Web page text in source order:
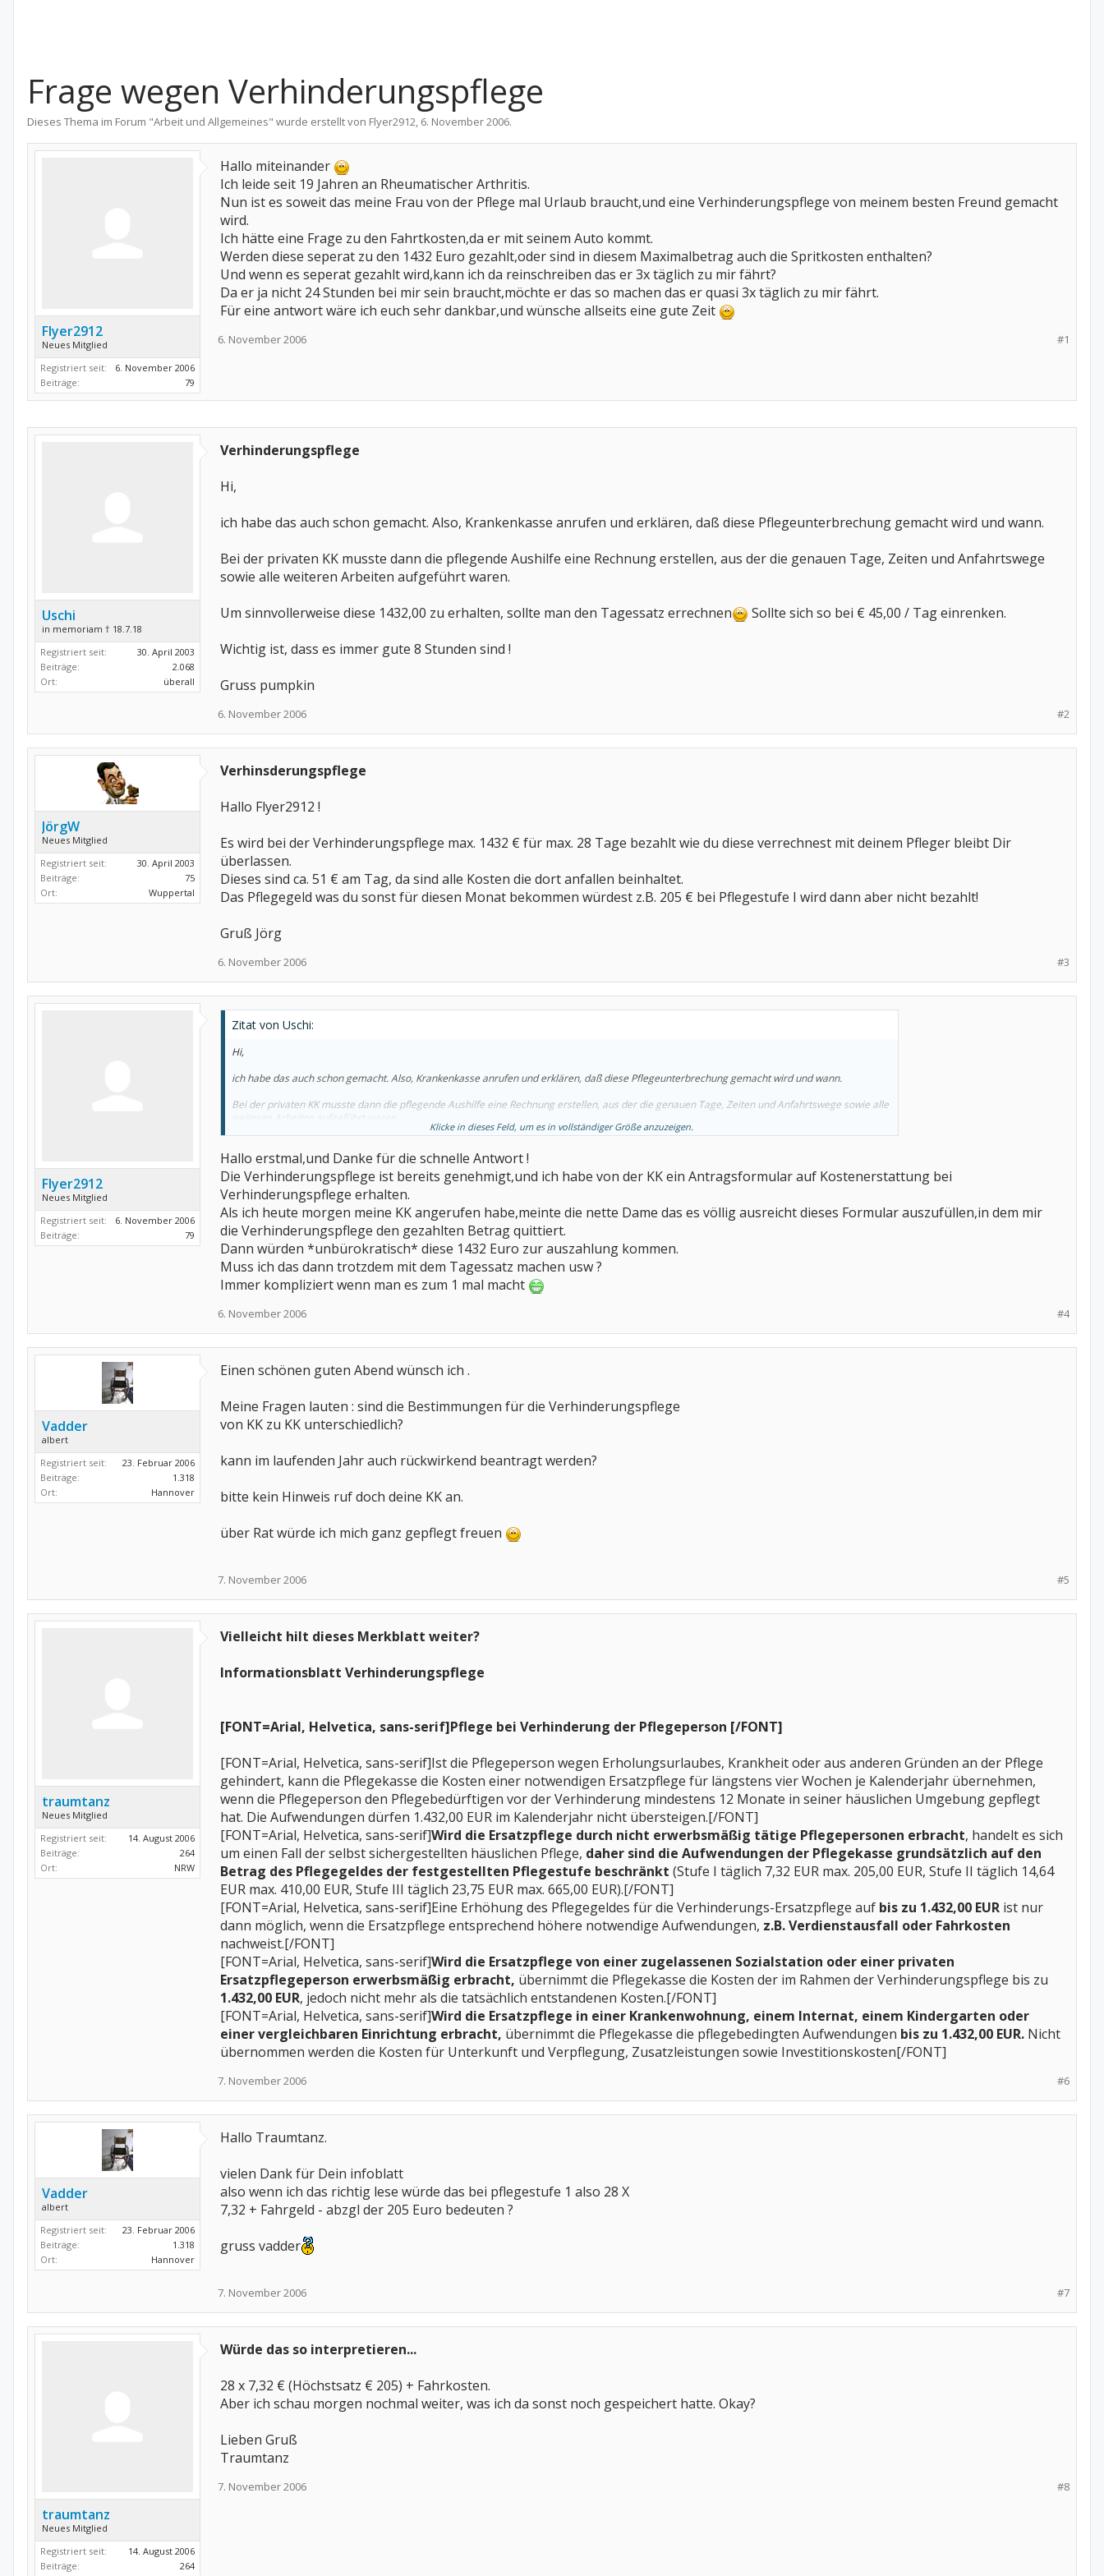
Frage wegen Verhinderungspflege
Dieses Thema im Forum "Arbeit und Allgemeines" wurde erstellt von Flyer2912, 6. November 2006.
Flyer2912
Neues Mitglied
Registriert seit:
6. November 2006
Beiträge:
79
Hallo miteinander
Ich leide seit 19 Jahren an Rheumatischer Arthritis.
Nun ist es soweit das meine Frau von der Pflege mal Urlaub braucht,und eine Verhinderungspflege von meinem besten Freund gemacht
wird.
Ich hätte eine Frage zu den Fahrtkosten,da er mit seinem Auto kommt.
Werden diese seperat zu den 1432 Euro gezahlt,oder sind in diesem Maximalbetrag auch die Spritkosten enthalten?
Und wenn es seperat gezahlt wird,kann ich da reinschreiben das er 3x täglich zu mir fährt?
Da er ja nicht 24 Stunden bei mir sein braucht,möchte er das so machen das er quasi 3x täglich zu mir fährt.
Für eine antwort wäre ich euch sehr dankbar,und wünsche allseits eine gute Zeit
#1
6. November 2006
Uschi
in memoriam † 18.7.18
Registriert seit:
30. April 2003
Beiträge:
2.068
Ort:
überall
Verhinderungspflege
Hi,
ich habe das auch schon gemacht. Also, Krankenkasse anrufen und erklären, daß diese Pflegeunterbrechung gemacht wird und wann.
Bei der privaten KK musste dann die pflegende Aushilfe eine Rechnung erstellen, aus der die genauen Tage, Zeiten und Anfahrtswege
sowie alle weiteren Arbeiten aufgeführt waren.
Um sinnvollerweise diese 1432,00 zu erhalten, sollte man den Tagessatz errechnen
Sollte sich so bei € 45,00 / Tag einrenken.
Wichtig ist, dass es immer gute 8 Stunden sind !
Gruss pumpkin
#2
6. November 2006
JörgW
Neues Mitglied
Registriert seit:
30. April 2003
Beiträge:
75
Ort:
Wuppertal
Verhinsderungspflege
Hallo Flyer2912 !
Es wird bei der Verhinderungspflege max. 1432 € für max. 28 Tage bezahlt wie du diese verrechnest mit deinem Pfleger bleibt Dir
überlassen.
Dieses sind ca. 51 € am Tag, da sind alle Kosten die dort anfallen beinhaltet.
Das Pflegegeld was du sonst für diesen Monat bekommen würdest z.B. 205 € bei Pflegestufe I wird dann aber nicht bezahlt!
Gruß Jörg
#3
6. November 2006
Flyer2912
Neues Mitglied
Registriert seit:
6. November 2006
Beiträge:
79
Zitat von Uschi:
Hi,
ich habe das auch schon gemacht. Also, Krankenkasse anrufen und erklären, daß diese Pflegeunterbrechung gemacht wird und wann.
Bei der privaten KK musste dann die pflegende Aushilfe eine Rechnung erstellen, aus der die genauen Tage, Zeiten und Anfahrtswege sowie alle
weiteren Arbeiten aufgeführt waren.
Wichtig ist, dass es immer gute 8 Stunden sind !
Gruss pumpkin
Klicke in dieses Feld, um es in vollständiger Größe anzuzeigen.
Hallo erstmal,und Danke für die schnelle Antwort !
Die Verhinderungspflege ist bereits genehmigt,und ich habe von der KK ein Antragsformular auf Kostenerstattung bei
Verhinderungspflege erhalten.
Als ich heute morgen meine KK angerufen habe,meinte die nette Dame das es völlig ausreicht dieses Formular auszufüllen,in dem mir
die Verhinderungspflege den gezahlten Betrag quittiert.
Dann würden *unbürokratisch* diese 1432 Euro zur auszahlung kommen.
Muss ich das dann trotzdem mit dem Tagessatz machen usw ?
Immer kompliziert wenn man es zum 1 mal macht
#4
6. November 2006
Vadder
albert
Registriert seit:
23. Februar 2006
Beiträge:
1.318
Ort:
Hannover
Einen schönen guten Abend wünsch ich .
Meine Fragen lauten : sind die Bestimmungen für die Verhinderungspflege
von KK zu KK unterschiedlich?
kann im laufenden Jahr auch rückwirkend beantragt werden?
bitte kein Hinweis ruf doch deine KK an.
über Rat würde ich mich ganz gepflegt freuen
#5
7. November 2006
traumtanz
Neues Mitglied
Registriert seit:
14. August 2006
Beiträge:
264
Ort:
NRW
Vielleicht hilt dieses Merkblatt weiter?
Informationsblatt Verhinderungspflege
[FONT=Arial, Helvetica, sans-serif]Pflege bei Verhinderung der Pflegeperson [/FONT]
[FONT=Arial, Helvetica, sans-serif]Ist die Pflegeperson wegen Erholungsurlaubes, Krankheit oder aus anderen Gründen an der Pflege
gehindert, kann die Pflegekasse die Kosten einer notwendigen Ersatzpflege für längstens vier Wochen je Kalenderjahr übernehmen,
wenn die Pflegeperson den Pflegebedürftigen vor der Verhinderung mindestens 12 Monate in seiner häuslichen Umgebung gepflegt
hat. Die Aufwendungen dürfen 1.432,00 EUR im Kalenderjahr nicht übersteigen.[/FONT]
[FONT=Arial, Helvetica, sans-serif]Wird die Ersatzpflege durch nicht erwerbsmäßig tätige Pflegepersonen erbracht, handelt es sich
um einen Fall der selbst sichergestellten häuslichen Pflege, daher sind die Aufwendungen der Pflegekasse grundsätzlich auf den
Betrag des Pflegegeldes der festgestellten Pflegestufe beschränkt (Stufe I täglich 7,32 EUR max. 205,00 EUR, Stufe II täglich 14,64
EUR max. 410,00 EUR, Stufe III täglich 23,75 EUR max. 665,00 EUR).[/FONT]
[FONT=Arial, Helvetica, sans-serif]Eine Erhöhung des Pflegegeldes für die Verhinderungs-Ersatzpflege auf bis zu 1.432,00 EUR ist nur
dann möglich, wenn die Ersatzpflege entsprechend höhere notwendige Aufwendungen, z.B. Verdienstausfall oder Fahrkosten
nachweist.[/FONT]
[FONT=Arial, Helvetica, sans-serif]Wird die Ersatzpflege von einer zugelassenen Sozialstation oder einer privaten
Ersatzpflegeperson erwerbsmäßig erbracht, übernimmt die Pflegekasse die Kosten der im Rahmen der Verhinderungspflege bis zu
1.432,00 EUR, jedoch nicht mehr als die tatsächlich entstandenen Kosten.[/FONT]
[FONT=Arial, Helvetica, sans-serif]Wird die Ersatzpflege in einer Krankenwohnung, einem Internat, einem Kindergarten oder
einer vergleichbaren Einrichtung erbracht, übernimmt die Pflegekasse die pflegebedingten Aufwendungen bis zu 1.432,00 EUR. Nicht
übernommen werden die Kosten für Unterkunft und Verpflegung, Zusatzleistungen sowie Investitionskosten[/FONT]
#6
7. November 2006
Vadder
albert
Registriert seit:
23. Februar 2006
Beiträge:
1.318
Ort:
Hannover
Hallo Traumtanz.
vielen Dank für Dein infoblatt
also wenn ich das richtig lese würde das bei pflegestufe 1 also 28 X
7,32 + Fahrgeld - abzgl der 205 Euro bedeuten ?
gruss vadder
#7
7. November 2006
traumtanz
Neues Mitglied
Registriert seit:
14. August 2006
Beiträge:
264
Würde das so interpretieren...
28 x 7,32 € (Höchstsatz € 205) + Fahrkosten.
Aber ich schau morgen nochmal weiter, was ich da sonst noch gespeichert hatte. Okay?
Lieben Gruß
Traumtanz
#8
7. November 2006